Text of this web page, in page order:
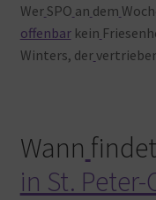
Wer SPO an dem
offenbarkein
Winters, der
Wann findet
in St.